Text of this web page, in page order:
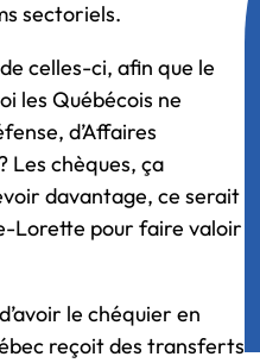
sectoriels.
celles-ci, afin que le
les Québécois ne
d’Affaires
Les chèques, ça
davantage, ce serait
Lorette pour faire valoir
le chéquier en
reçoit des transferts